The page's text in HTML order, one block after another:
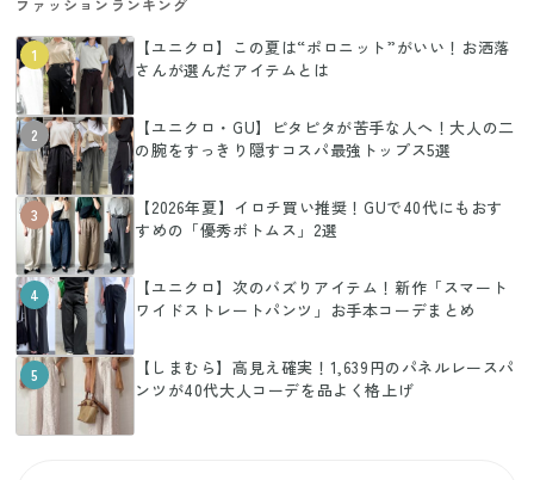
ファッションランキング
1
【ユニクロ】この夏は“ポロニット”がいい！お洒落
さんが選んだアイテムとは
2
【ユニクロ・GU】ピタピタが苦手な人へ！大人の二
の腕をすっきり隠すコスパ最強トップス5選
3
【2026年夏】イロチ買い推奨！GUで40代にもおす
すめの「優秀ボトムス」2選
4
【ユニクロ】次のバズりアイテム！新作「スマート
ワイドストレートパンツ」お手本コーデまとめ
5
【しまむら】高見え確実！1,639円のパネルレースパ
ンツが40代大人コーデを品よく格上げ